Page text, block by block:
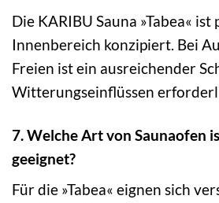
Die KARIBU Sauna »Tabea«
Innenbereich konzipiert. Bei
Freien ist ein ausreichender
Witterungseinflüssen
7. Welche Art von Saunaofen
geeignet?
Für die »Tabea« eignen sich